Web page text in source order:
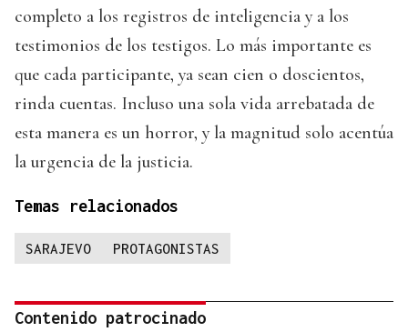
completo a los registros de inteligencia y a los
testimonios de los testigos. Lo más importante es
que cada participante, ya sean cien o doscientos,
rinda cuentas. Incluso una sola vida arrebatada de
esta manera es un horror, y la magnitud solo acentúa
la urgencia de la justicia.
Temas relacionados
SARAJEVO PROTAGONISTAS
Contenido patrocinado